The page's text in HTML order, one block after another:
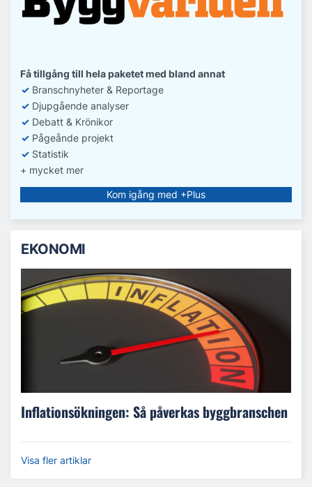
Få tillgång till hela paketet med bland annat
✓ Branschnyheter & Reportage
✓ Djupgående analyser
✓ Debatt & Krönikor
✓ Pågeånde projekt
✓ Statistik
+ mycket mer
Kom igång med +Plus
EKONOMI
Inflationsökningen: Så påverkas byggbranschen
Visa fler artiklar